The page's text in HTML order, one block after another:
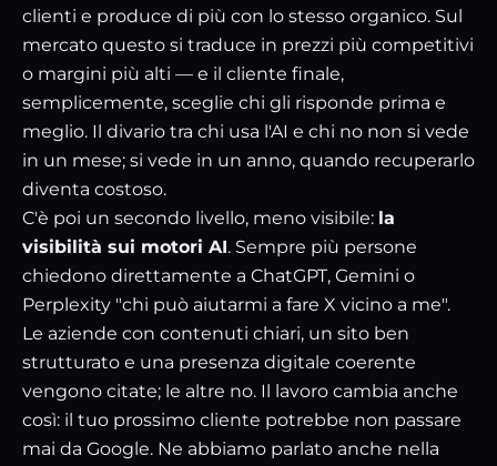
clienti e produce di più con lo stesso organico. Sul
mercato questo si traduce in prezzi più competitivi
o margini più alti — e il cliente finale,
semplicemente, sceglie chi gli risponde prima e
meglio. Il divario tra chi usa l'AI e chi no non si vede
in un mese; si vede in un anno, quando recuperarlo
diventa costoso.
C'è poi un secondo livello, meno visibile: la
visibilità sui motori AI. Sempre più persone
chiedono direttamente a ChatGPT, Gemini o
Perplexity "chi può aiutarmi a fare X vicino a me".
Le aziende con contenuti chiari, un sito ben
strutturato e una presenza digitale coerente
vengono citate; le altre no. Il lavoro cambia anche
così: il tuo prossimo cliente potrebbe non passare
mai da Google. Ne abbiamo parlato anche nella